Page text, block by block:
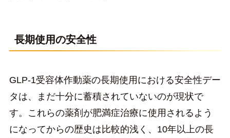
長期使用の安全性
GLP-1受容体作動薬の長期使用における安全性デー
タは、まだ十分に蓄積されていないのが現状で
す。これらの薬剤が肥満症治療に使用されるよう
になってからの歴史は比較的浅く、10年以上の長